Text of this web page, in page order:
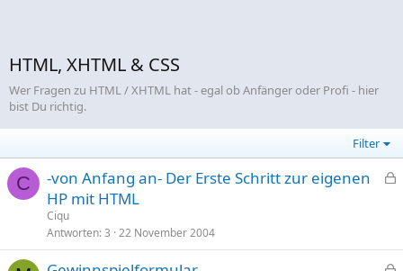
HTML, XHTML & CSS
Wer Fragen zu HTML / XHTML hat - egal ob Anfänger oder Profi - hier
bist Du richtig.
Filter
C
e
-von Anfang an- Der Erste Schritt zur eigenen
HP mit HTML
Ciqu
Antworten 3 22 November 2004